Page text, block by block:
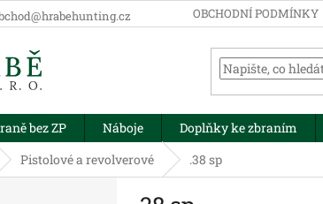
OBCHODNÍ PODMÍNKY
bez ZP Náboje Doplňky ke zbraním
Pistolové a revolverové .38 sp